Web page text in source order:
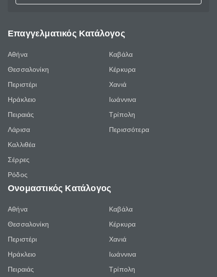
Επαγγελματικός Κατάλογος
Αθήνα
Θεσσαλονίκη
Περιστέρι
Ηράκλειο
Πειραιάς
Λάρισα
Καλλιθέα
Σέρρες
Ρόδος
Καβάλα
Κέρκυρα
Χανιά
Ιωάννινα
Τρίπολη
Περισσότερα
Ονομαστικός Κατάλογος
Αθήνα
Θεσσαλονίκη
Περιστέρι
Ηράκλειο
Πειραιάς
Καβάλα
Κέρκυρα
Χανιά
Ιωάννινα
Τρίπολη